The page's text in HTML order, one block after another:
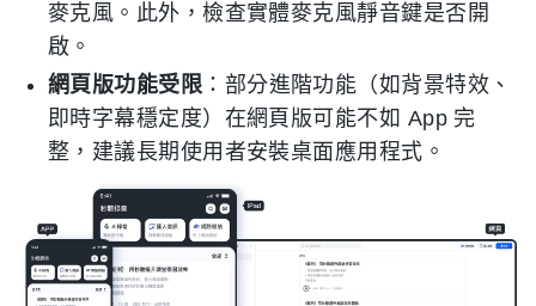
麥克風。此外，檢查實體麥克風靜音鍵是否開
啟。
網頁版功能受限 ：部分進階功能（如背景特效、
即時字幕穩定度）在網頁版可能不如 App 完
整，建議長期使用者安裝桌面應用程式。